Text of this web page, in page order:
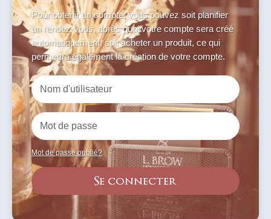
Pour obtenir un compte, vous pouvez soit planifier
un rendez-vous, après quoi votre compte sera créé
automatiquement, soit acheter un produit, ce qui
permettra également la création de votre compte.
Mot de passe oublié?
Se connecter